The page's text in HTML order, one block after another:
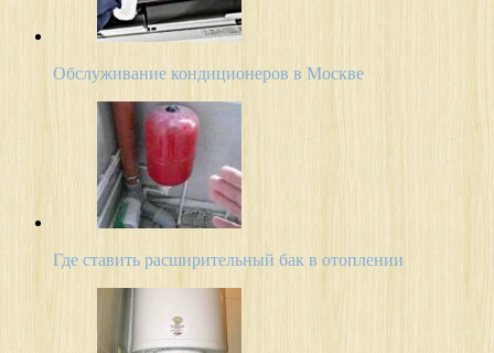
Обслуживание кондиционеров в Москве
Где ставить расширительный бак в отоплении